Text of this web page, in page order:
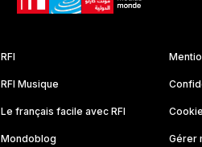
RFI
RFI Musique
Le français facile avec RFI
Mondoblog Gérer